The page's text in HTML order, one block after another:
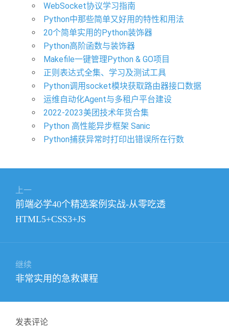
WebSocket协议学习指南
Python中那些简单又好用的特性和用法
20个简单实用的Python装饰器
Python高阶函数与装饰器
Makefile一键管理Python & GO项目
正则表达式全集、学习及测试工具
Python调用socket模块获取路由器接口数据
运维自动化Agent与多租户平台建设
2022-2023美团技术年货合集
Python 高性能异步框架 Sanic
Python捕获异常时打印出错误所在行数
上一
上
篇
前端必学40个精选案例实战-从零吃透
HTML5+CSS3+JS
继续
下
文
章：
非常实用的急救课程
发表评论